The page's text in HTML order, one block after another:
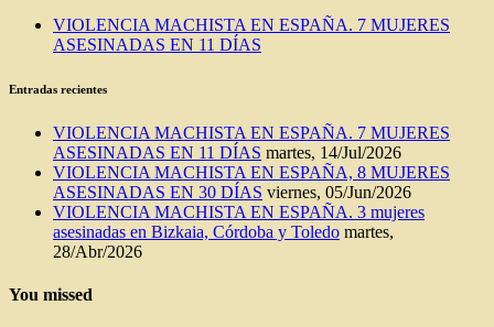
VIOLENCIA MACHISTA EN ESPAÑA. 7 MUJERES
ASESINADAS EN 11 DÍAS
Entradas recientes
VIOLENCIA MACHISTA EN ESPAÑA. 7 MUJERES
ASESINADAS EN 11 DÍAS martes, 14/Jul/2026
VIOLENCIA MACHISTA EN ESPAÑA, 8 MUJERES
ASESINADAS EN 30 DÍAS viernes, 05/Jun/2026
VIOLENCIA MACHISTA EN ESPAÑA. 3 mujeres
asesinadas en Bizkaia, Córdoba y Toledo martes,
28/Abr/2026
You missed